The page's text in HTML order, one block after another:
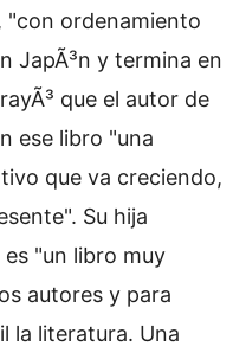
"con ordenamiento
JapÃ³n y termina en
que el autor de
ese libro "una
que va creciendo,
Su hija
"un libro muy
autores y para
la literatura. Una